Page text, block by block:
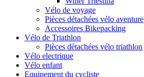
Vélo de voyage
Pièces détachées vélo aventure
Accessoires Bikepacking
Vélo de Triathlon
Pièces détachées vélo triathlon
Vélo electrique
Vélo enfant
Equipement du cycliste